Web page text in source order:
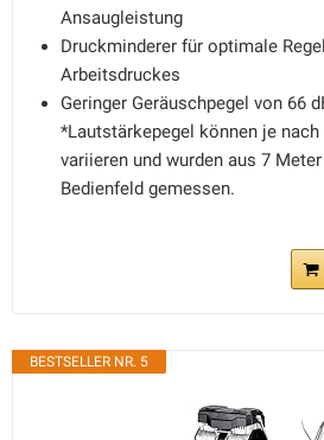
Ansaugleistung
Druckminderer für optimale
Arbeitsdruckes
Geringer Geräuschpegel von 66
*Lautstärkepegel können je
variieren und wurden aus 7
Bedienfeld gemessen.
BESTSELLER NR. 5